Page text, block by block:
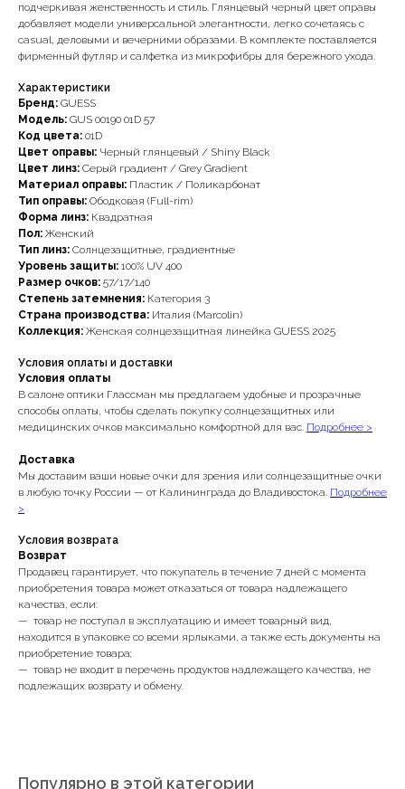
подчеркивая женственность и стиль. Глянцевый черный цвет оправы
добавляет модели универсальной элегантности, легко сочетаясь с
casual, деловыми и вечерними образами. В комплекте поставляется
фирменный футляр и салфетка из микрофибры для бережного ухода.
Характеристики
Бренд: GUESS
Модель: GUS 00190 01D 57
Код цвета: 01D
Цвет оправы: Черный глянцевый / Shiny Black
Цвет линз: Серый градиент / Grey Gradient
Материал оправы: Пластик / Поликарбонат
Тип оправы: Ободковая (Full-rim)
Форма линз: Квадратная
Пол: Женский
Тип линз: Солнцезащитные, градиентные
Уровень защиты: 100% UV 400
Размер очков: 57/17/140
Степень затемнения: Категория 3
Страна производства: Италия (Marcolin)
Коллекция: Женская солнцезащитная линейка GUESS 2025
Условия оплаты и доставки
Условия оплаты
В салоне оптики Глассман мы предлагаем удобные и прозрачные
способы оплаты, чтобы сделать покупку солнцезащитных или
медицинских очков максимально комфортной для вас. Подробнее >
Доставка
Мы доставим ваши новые очки для зрения или солнцезащитные очки
в любую точку России — от Калининграда до Владивостока. Подробнее
>
Условия возврата
Возврат
Продавец гарантирует, что покупатель в течение 7 дней с момента
приобретения товара может отказаться от товара надлежащего
качества, если:
— товар не поступал в эксплуатацию и имеет товарный вид,
находится в упаковке со всеми ярлыками, а также есть документы на
приобретение товара;
— товар не входит в перечень продуктов надлежащего качества, не
подлежащих возврату и обмену.
Популярно в этой категории